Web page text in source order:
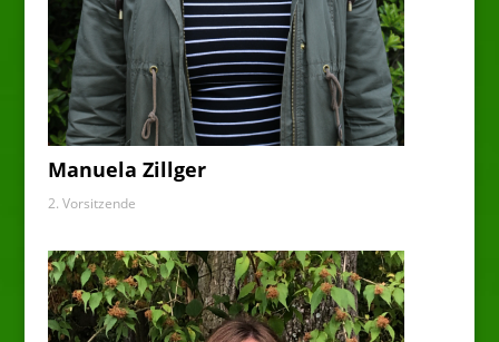
Manuela Zillger
2. Vorsitzende